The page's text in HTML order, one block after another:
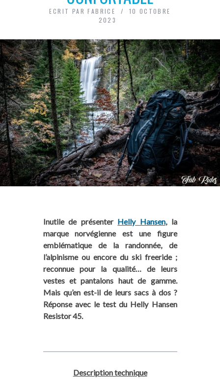
ECRIT PAR FABRICE
10 OCTOBRE
2023
Inutile de présenter Helly Hansen, la
marque norvégienne est une figure
emblématique de la randonnée, de
l’alpinisme ou encore du ski freeride ;
reconnue pour la qualité… de leurs
vestes et pantalons haut de gamme.
Mais qu’en est-il de leurs sacs à dos ?
Réponse avec le test du Helly Hansen
Resistor 45.
Description technique